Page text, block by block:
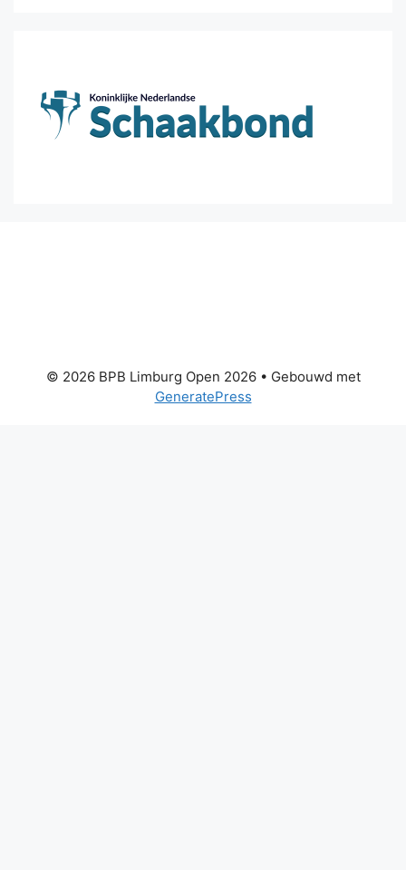
© 2026 BPB Limburg Open 2026• Gebouwd met
GeneratePress